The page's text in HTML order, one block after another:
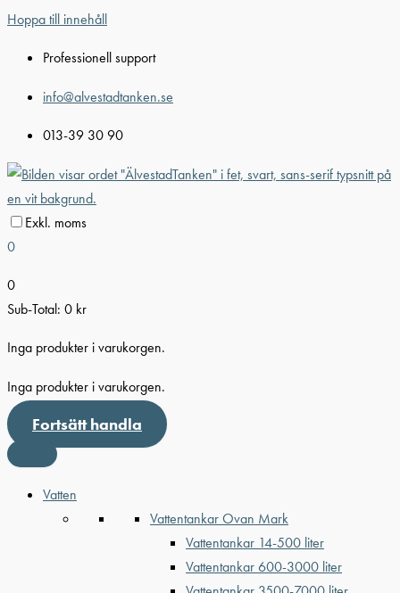
Hoppa till innehåll
Professionell support
info@alvestadtanken.se
013-39 30 90
Exkl. moms
0
0
Sub-Total: 0 kr
Inga produkter i varukorgen.
Inga produkter i varukorgen.
Fortsätt handla
Vatten
Vattentankar Ovan Mark
Vattentankar 14-500 liter
Vattentankar 600-3000 liter